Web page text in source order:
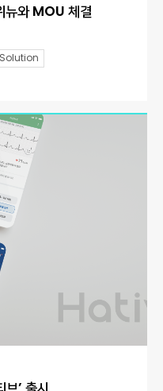
뉴와 MOU 체결